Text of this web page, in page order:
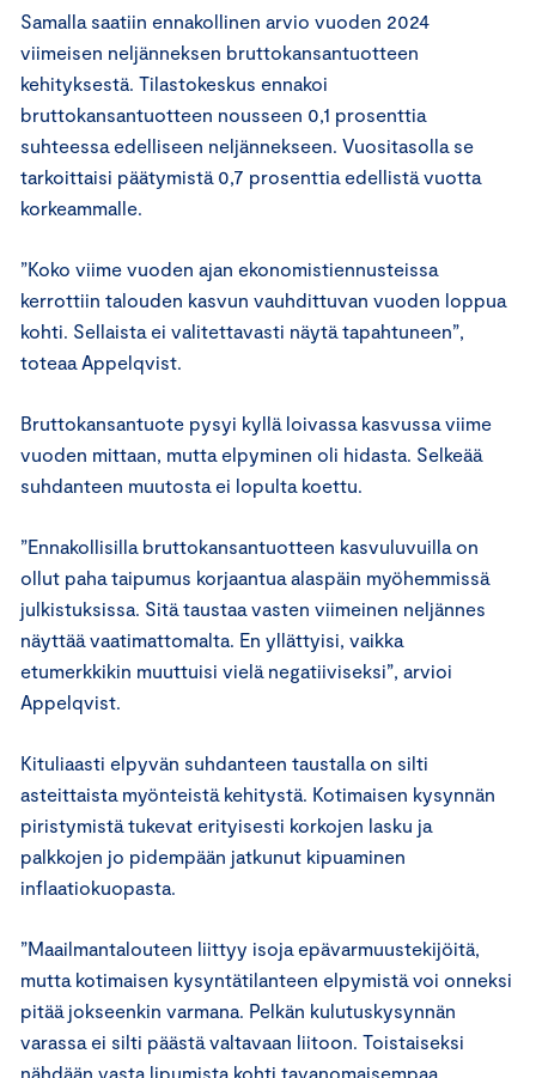
Samalla saatiin ennakollinen arvio vuoden 2024
viimeisen neljänneksen bruttokansantuotteen
kehityksestä. Tilastokeskus ennakoi
bruttokansantuotteen nousseen 0,1 prosenttia
suhteessa edelliseen neljännekseen. Vuositasolla se
tarkoittaisi päätymistä 0,7 prosenttia edellistä vuotta
korkeammalle.
”Koko viime vuoden ajan ekonomistiennusteissa
kerrottiin talouden kasvun vauhdittuvan vuoden loppua
kohti. Sellaista ei valitettavasti näytä tapahtuneen”,
toteaa Appelqvist.
Bruttokansantuote pysyi kyllä loivassa kasvussa viime
vuoden mittaan, mutta elpyminen oli hidasta. Selkeää
suhdanteen muutosta ei lopulta koettu.
”Ennakollisilla bruttokansantuotteen kasvuluvuilla on
ollut paha taipumus korjaantua alaspäin myöhemmissä
julkistuksissa. Sitä taustaa vasten viimeinen neljännes
näyttää vaatimattomalta. En yllättyisi, vaikka
etumerkkikin muuttuisi vielä negatiiviseksi”, arvioi
Appelqvist.
Kituliaasti elpyvän suhdanteen taustalla on silti
asteittaista myönteistä kehitystä. Kotimaisen kysynnän
piristymistä tukevat erityisesti korkojen lasku ja
palkkojen jo pidempään jatkunut kipuaminen
inflaatiokuopasta.
”Maailmantalouteen liittyy isoja epävarmuustekijöitä,
mutta kotimaisen kysyntätilanteen elpymistä voi onneksi
pitää jokseenkin varmana. Pelkän kulutuskysynnän
varassa ei silti päästä valtavaan liitoon. Toistaiseksi
nähdään vasta lipumista kohti tavanomaisempaa